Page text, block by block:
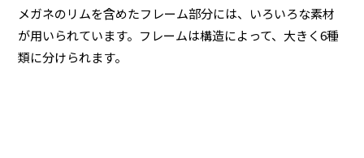
メガネのリムを含めたフレーム部分には、いろいろな素材
が用いられています。フレームは構造によって、大きく6種
類に分けられます。